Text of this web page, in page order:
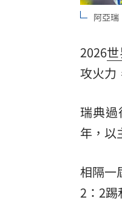
油品食
罕病博
阿亞瑞
2026
攻火力
瑞典
年，以
相隔一
2：2踢